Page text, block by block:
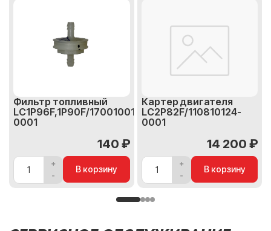
Фильтр топливный
LC1P96F,1P90F/170010018-
0001
140 ₽
В корзину
Картер двигателя
LC2P82F/110810124-
0001
14 200 ₽
В корзину